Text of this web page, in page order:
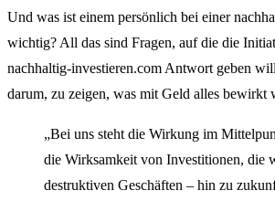
Und was ist einem persönlich bei einer
wichtig? All das sind Fragen, auf die die
nachhaltig-investieren.com Antwort geben
darum, zu zeigen, was mit Geld alles bewirkt
„Bei uns steht die Wirkung im
die Wirksamkeit von Investitionen, die
destruktiven Geschäften – hin zu